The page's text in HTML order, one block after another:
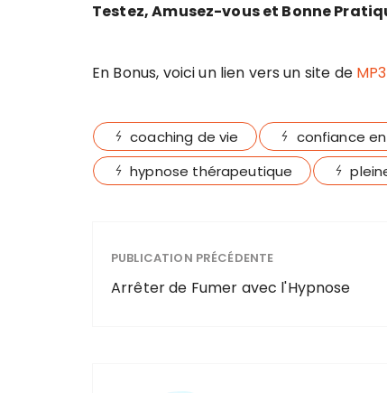
Testez, Amusez-vous et Bonne
En Bonus, voici un lien vers un site de
coaching de vie confiance
hypnose thérapeutique
PUBLICATION PRÉCÉDENTE
Arrêter de Fumer avec l'Hypnose